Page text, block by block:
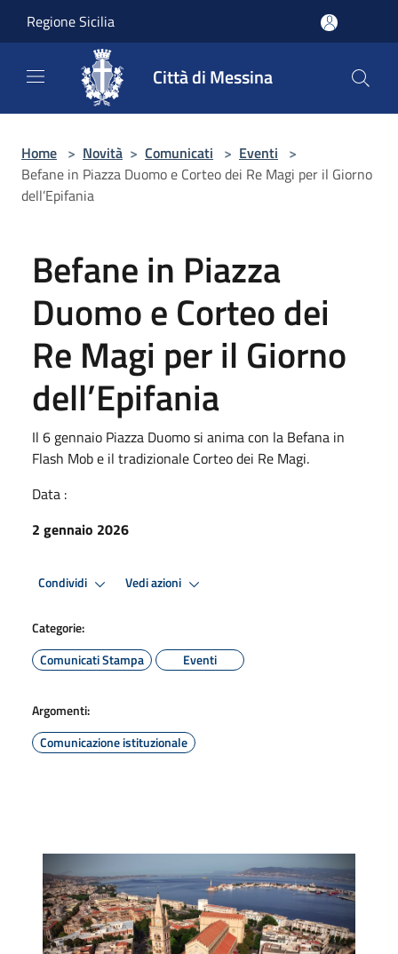
Regione Sicilia
Città di Messina
Home > Novità > Comunicati > Eventi >
Befane in Piazza Duomo e Corteo dei Re Magi per il Giorno
dell’Epifania
Befane in Piazza
Duomo e Corteo dei
Re Magi per il Giorno
dell’Epifania
Il 6 gennaio Piazza Duomo si anima con la Befana in
Flash Mob e il tradizionale Corteo dei Re Magi.
Data :
2 gennaio 2026
Condividi Vedi azioni
Categorie:
Comunicati Stampa
Eventi
Argomenti:
Comunicazione istituzionale